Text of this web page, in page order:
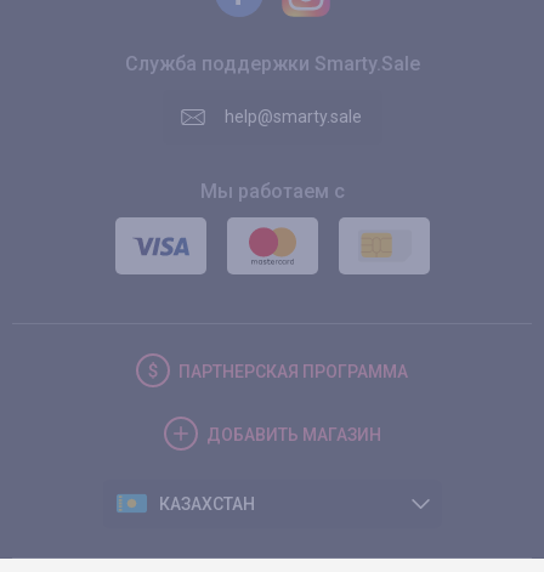
Служба поддержки Smarty.Sale
help@smarty.sale
Мы работаем с
ПАРТНЕРСКАЯ ПРОГРАММА
ДОБАВИТЬ МАГАЗИН
КАЗАХСТАН